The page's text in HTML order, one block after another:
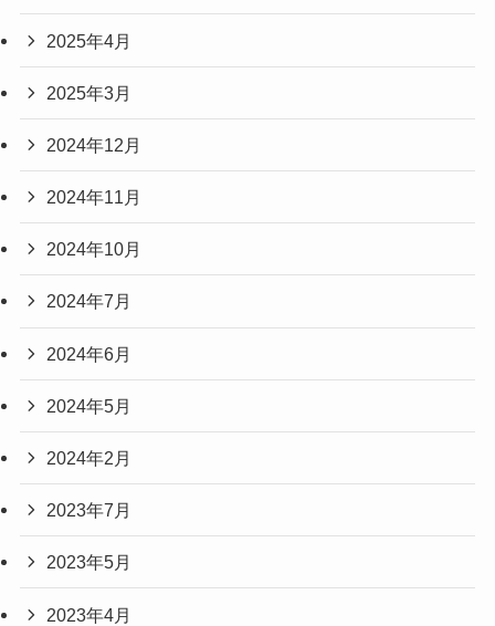
2025年4月
2025年3月
2024年12月
2024年11月
2024年10月
2024年7月
2024年6月
2024年5月
2024年2月
2023年7月
2023年5月
2023年4月